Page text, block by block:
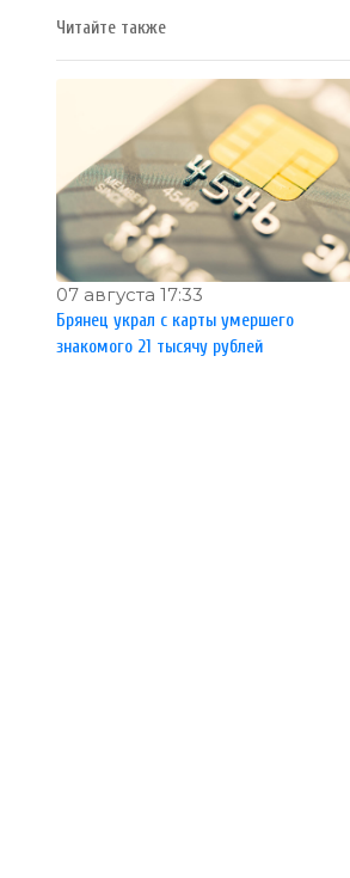
Читайте также
07 августа 17:33
Брянец украл с карты умершего
знакомого 21 тысячу рублей